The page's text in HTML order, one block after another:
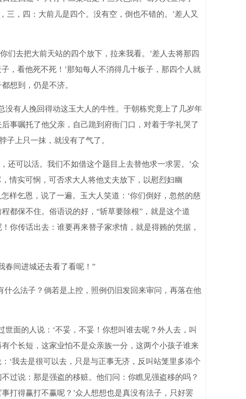
，四：大前儿是四个。没有空，倒也不错的。’差人又
去把大前天站的四个放下，拉来我看。’差人去将那四
，看他死不死！’那知每人不消得几十板子，那四个人就
想到，仍是不济。
有人挽回得动这玉大人的牛性。于朝栋究竟上了几岁年
事嘱托了他父亲，自己跪到府衙门口，对着于学礼哭了
子上只一抹，就没有了气了。
可以活。我们不如借这个题目上去替他求一求罢。’众
情实可悯，可否求大人将他丈夫放下，以慰烈妇幽
样乞恩，说了一遍。玉大人笑道：‘你们倒好，忽然的慈
都保不住。俗语说的好，“斩草要除根”，就是这个道
你传话出去：谁要再来替子家求情，就是得贿的凭据，
间进城还去看了看呢！”
么法子？倘若是上控，照例仍旧发回来审问，再落在他
面的人说：‘不妥，不妥！你想叫谁去呢？外人去，叫
个长短，这家业怕不是众亲族一分，这两个小孩子谁来
‘我去是很可以去，只是与正事无济，反叫站笼里多添个
过说：那是强盗的移赃。他们问：你瞧见强盗移的吗？
打得赢打不赢呢？’众人想想也是真没有法子，只好罢